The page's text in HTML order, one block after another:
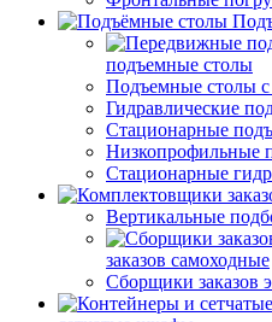
подъемные столы
Подъемные столы
Гидравлические
Стационарные
Низкопрофильные
Стационарные
Вертикальные
заказов самоходные
Сборщики заказов